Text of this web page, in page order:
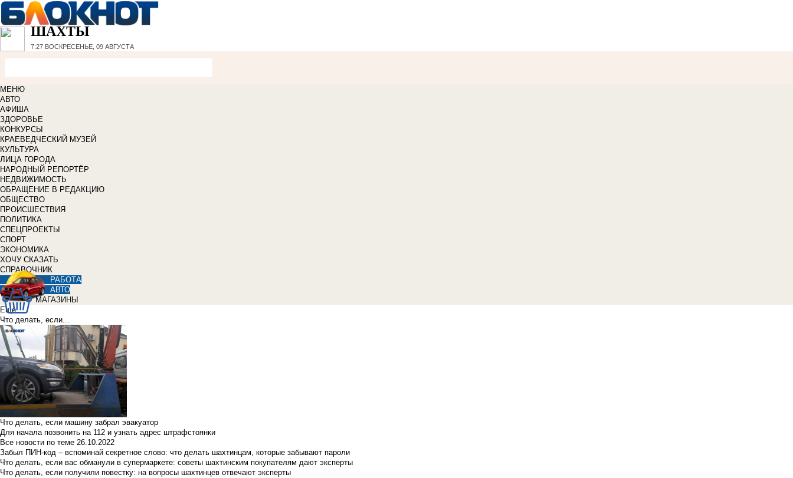
ШАХТЫ
7:27 ВОСКРЕСЕНЬЕ, 09 АВГУСТА
МЕНЮ
АВТО
АФИША
ЗДОРОВЬЕ
КОНКУРСЫ
КРАЕВЕДЧЕСКИЙ МУЗЕЙ
КУЛЬТУРА
ЛИЦА ГОРОДА
НАРОДНЫЙ РЕПОРТЁР
НЕДВИЖИМОСТЬ
ОБРАЩЕНИЕ В РЕДАКЦИЮ
ОБЩЕСТВО
ПРОИСШЕСТВИЯ
ПОЛИТИКА
СПЕЦПРОЕКТЫ
СПОРТ
ЭКОНОМИКА
ХОЧУ СКАЗАТЬ
СПРАВОЧНИК
РАБОТА
АВТО
МАГАЗИНЫ
Еще
Что делать, если...
Что делать, если машину забрал эвакуатор
Для начала позвонить на 112 и узнать адрес штрафстоянки
Все новости по теме 26.10.2022
Забыл ПИН-код – вспоминай секретное слово: что делать шахтинцам, которые забывают пароли
Что делать, если вас обманули в супермаркете: советы шахтинским покупателям дают эксперты
Что делать, если получили повестку: на вопросы шахтинцев отвечают эксперты